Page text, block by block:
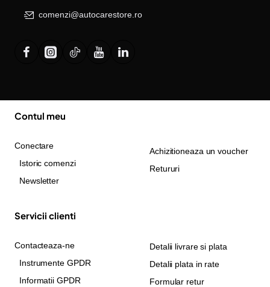
comenzi@autocarestore.ro
Contul meu
Conectare
Istoric comenzi
Newsletter
Achizitioneaza un voucher
Retururi
Servicii clienti
Contacteaza-ne
Instrumente GPDR
Informatii GPDR
Detalii livrare si plata
Detalii plata in rate
Formular retur